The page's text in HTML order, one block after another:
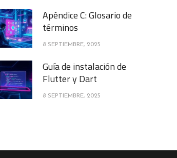
Apéndice C: Glosario de
términos
8 SEPTIEMBRE, 2025
Guía de instalación de
Flutter y Dart
8 SEPTIEMBRE, 2025